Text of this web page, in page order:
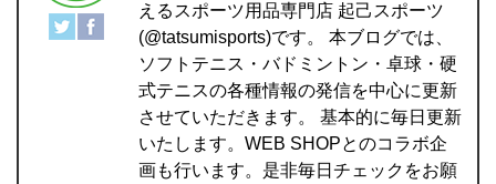
えるスポーツ用品専門店 起己スポーツ
(@tatsumisports)です。 本ブログでは、
ソフトテニス・バドミントン・卓球・硬
式テニスの各種情報の発信を中心に更新
させていただきます。 基本的に毎日更新
いたします。WEB SHOPとのコラボ企
画も行います。是非毎日チェックをお願